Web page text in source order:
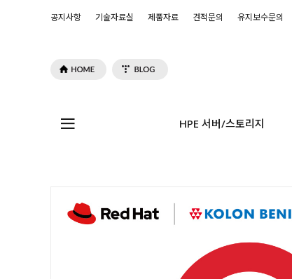
공지사항 기술자료실 제품자료 견적문의 유지보수문의
HPE 서버/스토리지